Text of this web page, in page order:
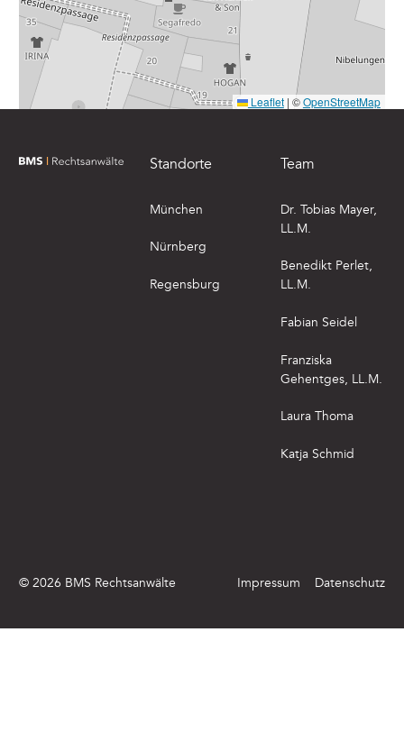
Leaflet | ©OpenStreetMap
Standorte
München
Nürnberg
Regensburg
Team
Dr. Tobias Mayer,
LL.M.
Benedikt Perlet,
LL.M.
Fabian Seidel
Franziska
Gehentges, LL.M.
Laura Thoma
Katja Schmid
©2026 BMS Rechtsanwälte Impressum Datenschutz